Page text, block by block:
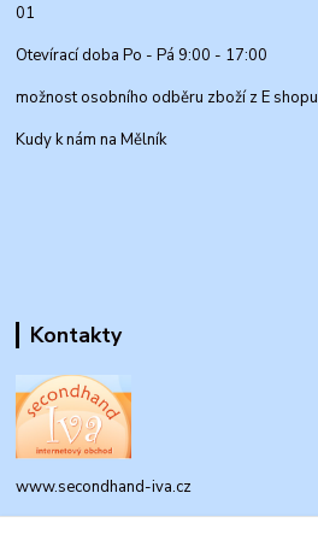
01
Otevírací doba Po - Pá 9:00 - 17:00
možnost osobního odběru zboží z E shopu
Kudy k nám na Mělník
Kontakty
www.secondhand-iva.cz